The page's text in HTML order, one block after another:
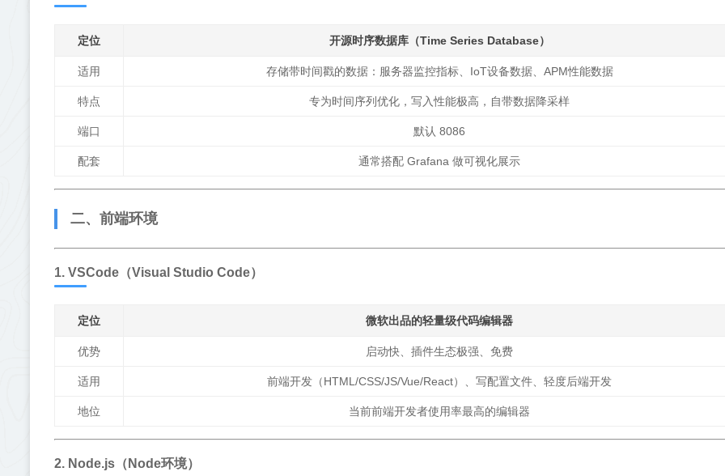
定位 开源时序数据库（Time Series Database）
适用 存储带时间戳的数据：服务器监控指标、IoT设备数据、APM性能数据
特点 专为时间序列优化，写入性能极高，自带数据降采样
端口 默认 8086
配套 通常搭配 Grafana 做可视化展示
二、前端环境
1. VSCode（Visual Studio Code）
定位 微软出品的轻量级代码编辑器
优势 启动快、插件生态极强、免费
适用 前端开发（HTML/CSS/JS/Vue/React）、写配置文件、轻度后端开发
地位 当前前端开发者使用率最高的编辑器
2. Node.js（Node环境）